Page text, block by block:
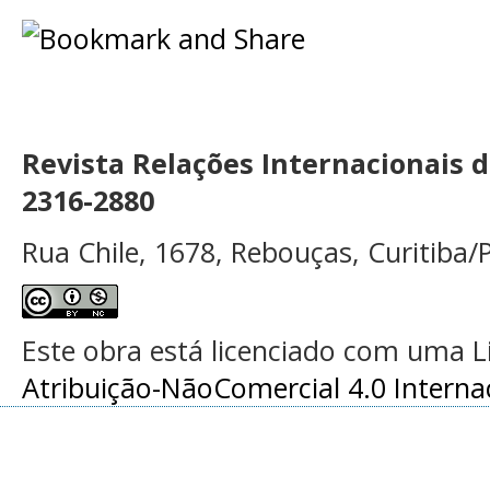
Revista Relações Internacionais
2316-2880
Rua Chile, 1678, Rebouças, Curitiba/
Este obra está licenciado com uma
Atribuição-NãoComercial 4.0